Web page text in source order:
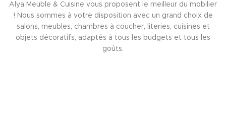
Alya Meuble & Cuisine vous proposent le meilleur du mobilier
! Nous sommes à votre disposition avec un grand choix de
salons, meubles, chambres à coucher, literies, cuisines et
objets décoratifs, adaptés à tous les budgets et tous les
goûts.